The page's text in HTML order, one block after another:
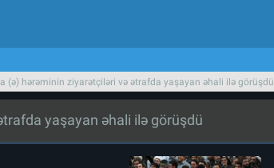
(ə) hərəminin ziyarətçiləri və ətrafda yaşayan əhali ilə görüşdü
yaşayan əhali ilə görüşdü